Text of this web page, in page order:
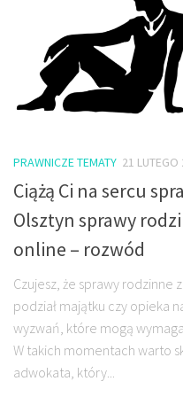
PRAWNICZE TEMATY 21 LUTEGO
Ciążą Ci na sercu
Olsztyn sprawy
online – rozwód
Czujesz, że sprawy rodzinne
podział majątku czy opieka
wyzwań, które mogą
W takich momentach warto
adwokata, który...